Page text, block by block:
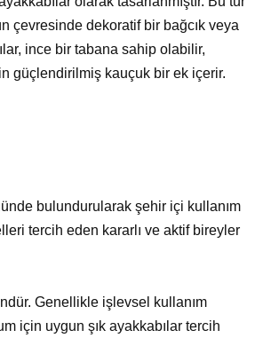
çevresinde dekoratif bir bağcık veya
ince bir tabana sahip olabilir,
güçlendirilmiş kauçuk bir ek içerir.
bulundurularak şehir içi kullanım
tercih eden kararlı ve aktif bireyler
Genellikle işlevsel kullanım
için uygun şık ayakkabılar tercih